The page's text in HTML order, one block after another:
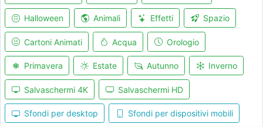
Halloween Animali Effetti Spazio
Cartoni Animati Acqua Orologio
Primavera Estate Autunno Inverno
Salvaschermi 4K Salvaschermi HD
Sfondi per desktop Sfondi per dispositivi mobili